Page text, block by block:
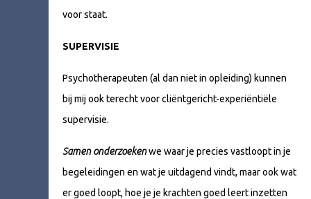
voor staat.
SUPERVISIE
Psychotherapeuten (al dan niet in opleiding) kunnen
bij mij ook terecht voor cliëntgericht-experiëntiële
supervisie.
Samen onderzoekenwe waar je precies vastloopt in je
begeleidingen en wat je uitdagend vindt, maar ook wat
er goed loopt, hoe je je krachten goed leert inzetten